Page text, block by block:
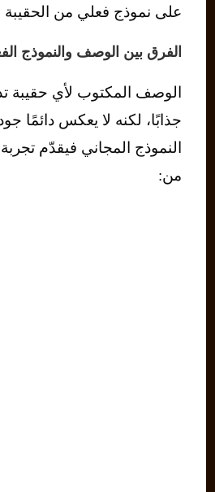
على نموذج فعلي من الحقيبة
الفرق بين الوصف والنموذج
الوصف المكتوب لأي حقيبة
جذابًا، لكنه لا يعكس دائمًا
النموذج المجاني فيقدّم
من: